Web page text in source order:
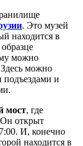
. Это музей
находится в
можно
можно
подъездами и
мост, где
открыт
И, конечно
находится в